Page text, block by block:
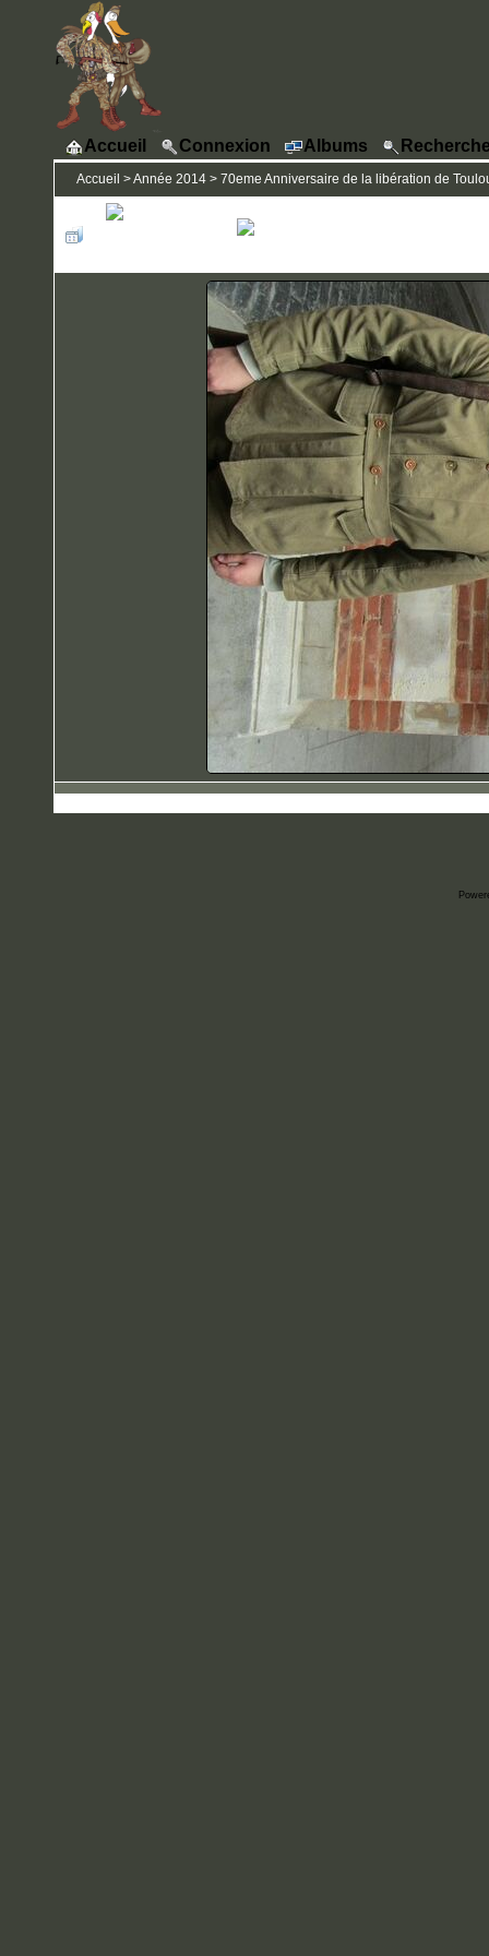
Accueil Connexion Albums
Accueil >Année 2014 > 70eme Anniversaire de la libération de